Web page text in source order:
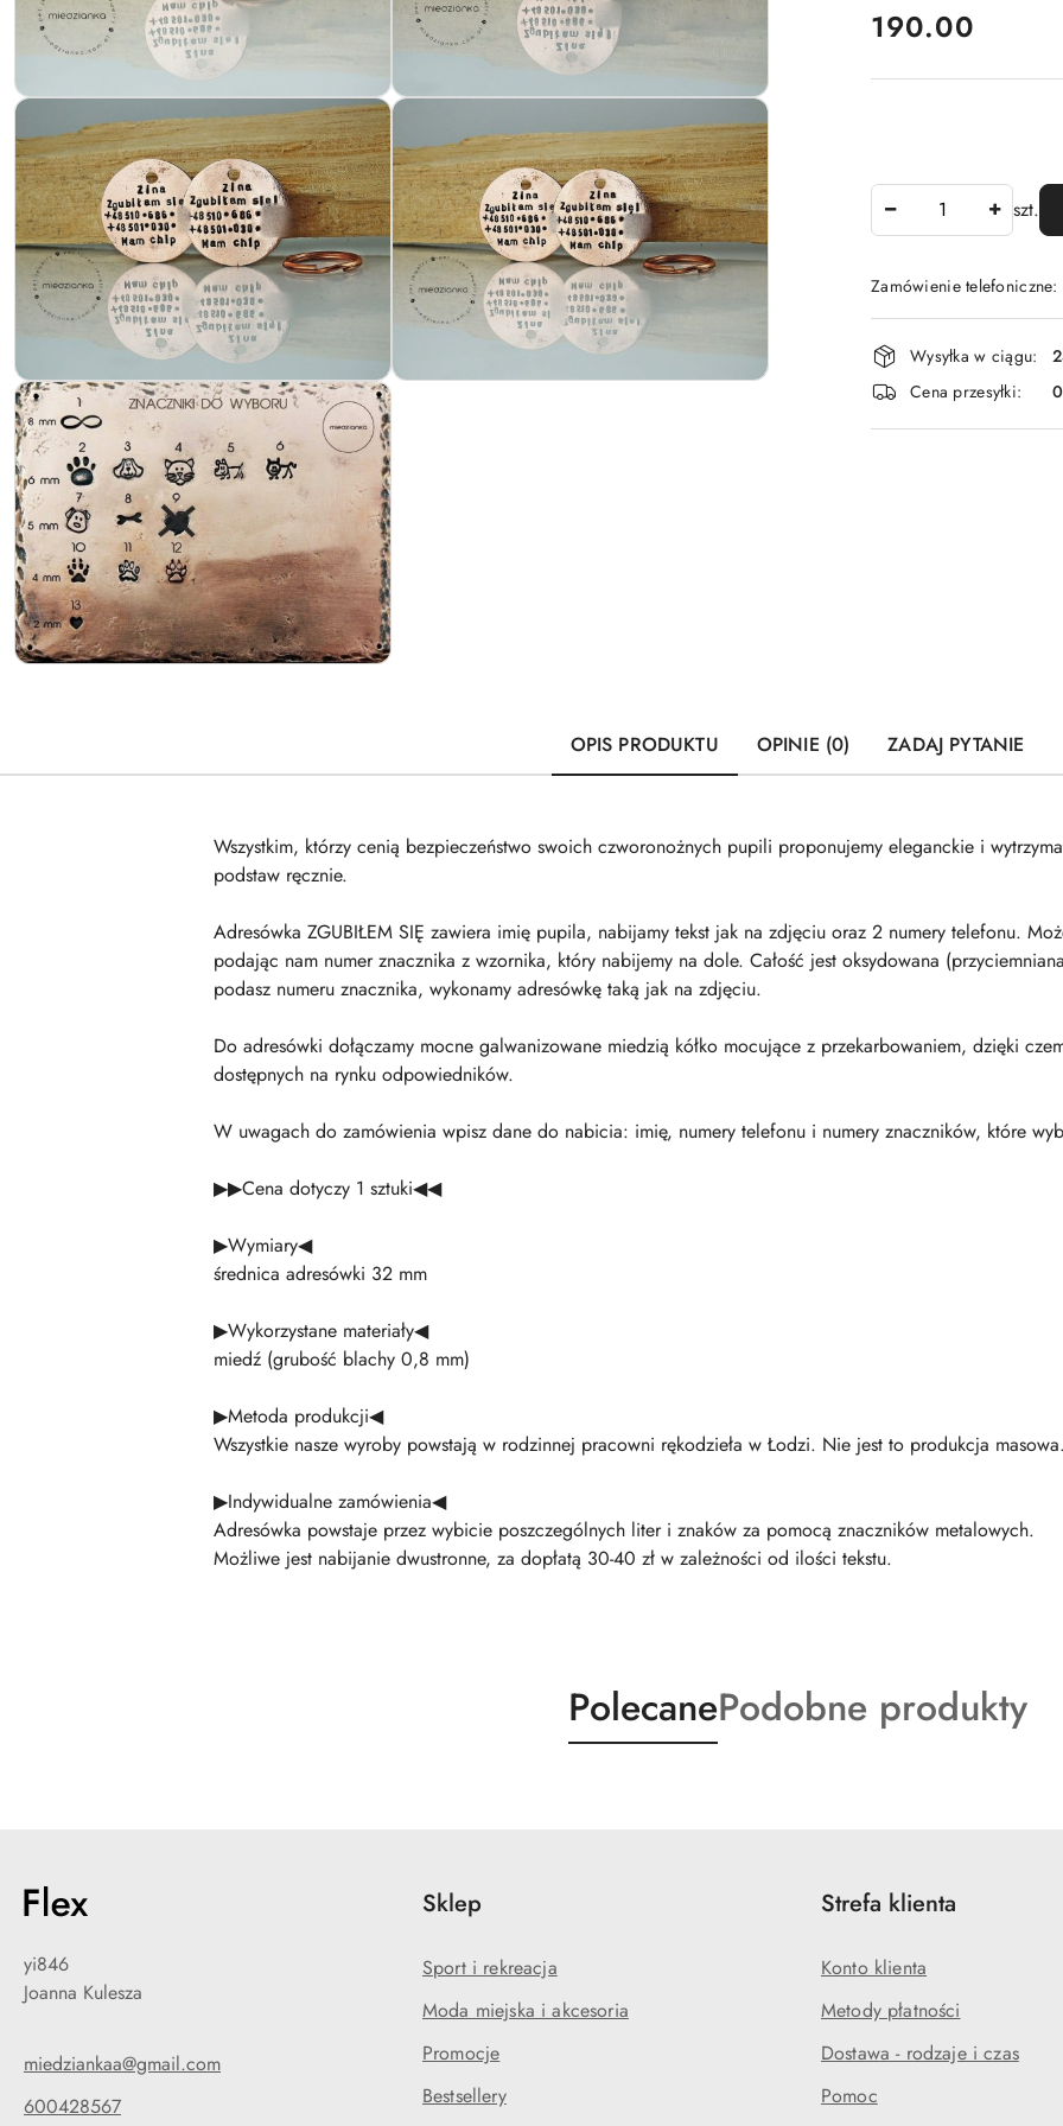
cena:
190.00
szt.
Zamówienie
Dostępność
i
dostawa
Wysyłka w ciągu:
Cena przesyłki:
0
OPIS PRODUKTU OPINIE (0) ZADAJ PYTANIE
Wszystkim, którzy cenią bezpieczeństwo swoich czworonożnych pupili proponujemy eleganckie i
podstaw ręcznie.
Adresówka ZGUBIŁEM SIĘ zawiera imię pupila, nabijamy tekst jak na zdjęciu oraz 2 numery telefonu.
podając nam numer znacznika z wzornika, który nabijemy na dole. Całość jest oksydowana
podasz numeru znacznika, wykonamy adresówkę taką jak na zdjęciu.
Do adresówki dołączamy mocne galwanizowane miedzią kółko mocujące z przekarbowaniem, dzięki
dostępnych na rynku odpowiedników.
W uwagach do zamówienia wpisz dane do nabicia: imię, numery telefonu i numery znaczników, które
▶▶Cena dotyczy 1 sztuki◀◀
▶Wymiary◀
średnica adresówki 32 mm
▶Wykorzystane materiały◀
miedź (grubość blachy 0,8 mm)
▶Metoda produkcji◀
Wszystkie nasze wyroby powstają w rodzinnej pracowni rękodzieła w Łodzi. Nie jest to produkcja masowa.
▶Indywidualne zamówienia◀
Adresówka powstaje przez wybicie poszczególnych liter i znaków za pomocą znaczników metalowych.
Możliwe jest nabijanie dwustronne, za dopłatą 30-40 zł w zależności od ilości tekstu.
Produkty
o
PolecaneProdukty
o
Podobne produkty
yi846
Joanna Kulesza
miedziankaa@gmail.com
600428567
Sklep
Sport i rekreacja
Moda miejska i akcesoria
Promocje
Bestsellery
Strefa klienta
Konto klienta
Metody płatności
Dostawa - rodzaje i czas
Pomoc